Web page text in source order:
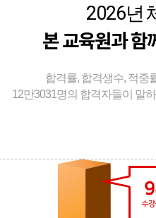
2026년
본 교육원과 함
합격률, 합격생수, 적중
12만3031명의 합격자들이 말